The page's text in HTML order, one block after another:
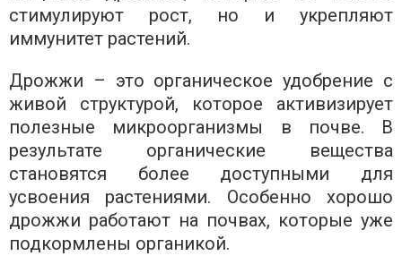
стимулируют рост, но и укрепляют
иммунитет растений.
Дрожжи – это органическое удобрение с
живой структурой, которое активизирует
полезные микроорганизмы в почве. В
результате органические вещества
становятся более доступными для
усвоения растениями. Особенно хорошо
дрожжи работают на почвах, которые уже
подкормлены органикой.